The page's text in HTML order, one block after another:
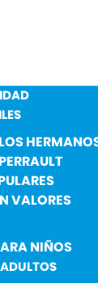
VALORES
NIÑOS